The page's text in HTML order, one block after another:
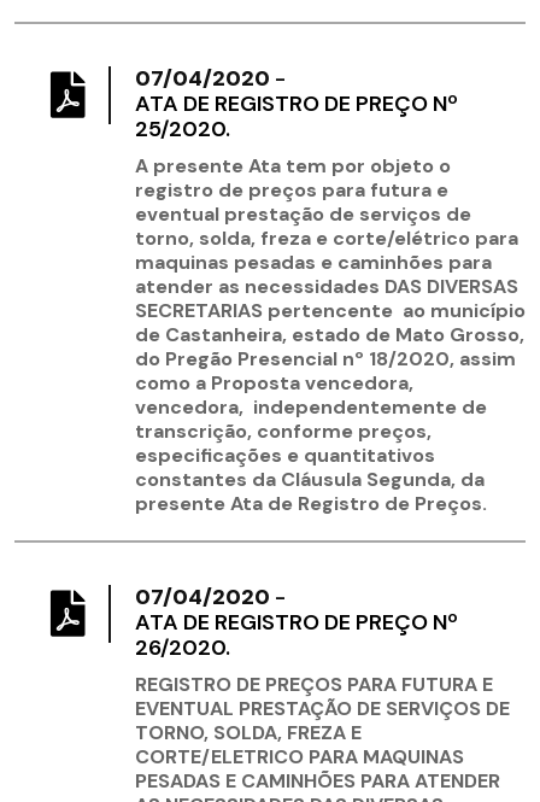
07/04/2020 -
ATA DE REGISTRO DE PREÇO Nº
25/2020.
A presente Ata tem por objeto o
registro de preços para futura e
eventual prestação de serviços de
torno, solda, freza e corte/elétrico para
maquinas pesadas e caminhões para
atender as necessidades DAS DIVERSAS
SECRETARIAS pertencente ao município
de Castanheira, estado de Mato Grosso,
do Pregão Presencial nº 18/2020, assim
como a Proposta vencedora,
vencedora, independentemente de
transcrição, conforme preços,
especificações e quantitativos
constantes da Cláusula Segunda, da
presente Ata de Registro de Preços.
07/04/2020 -
ATA DE REGISTRO DE PREÇO Nº
26/2020.
REGISTRO DE PREÇOS PARA FUTURA E
EVENTUAL PRESTAÇÃO DE SERVIÇOS DE
TORNO, SOLDA, FREZA E
CORTE/ELETRICO PARA MAQUINAS
PESADAS E CAMINHÕES PARA ATENDER